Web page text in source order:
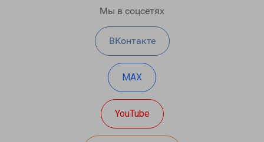
Мы в соцсетях
ВКонтакте
MAX
YouTube